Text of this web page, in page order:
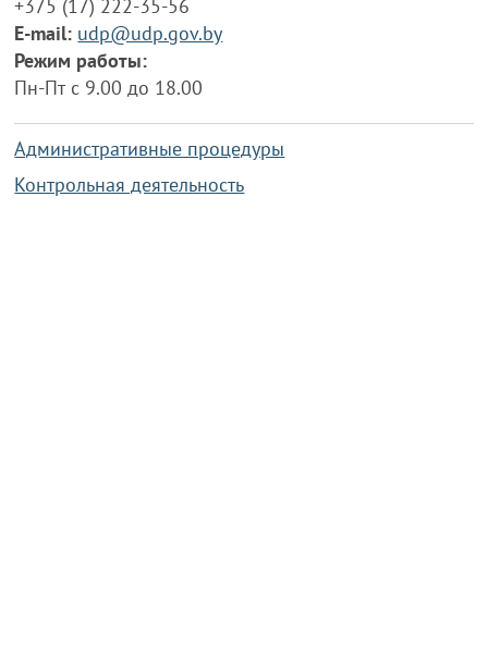
+375 (17) 222-35-56
E-mail: udp@udp.gov.by
Режим работы:
Пн-Пт с 9.00 до 18.00
Административные процедуры
Контрольная деятельность